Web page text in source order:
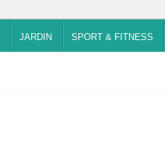
JARDIN SPORT & FITNESS